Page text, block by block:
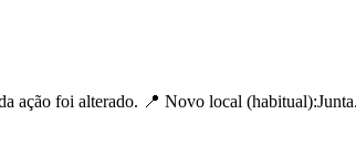
ação foi alterado. 📍 Novo local